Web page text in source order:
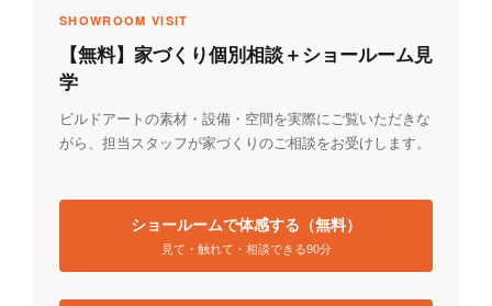
SHOWROOM VISIT
【無料】家づくり個別相談＋ショールーム見
学
ビルドアートの素材・設備・空間を実際にご覧いただきな
がら、担当スタッフが家づくりのご相談をお受けします。
ショールームで体感する（無料）
見て・触れて・相談できる90分